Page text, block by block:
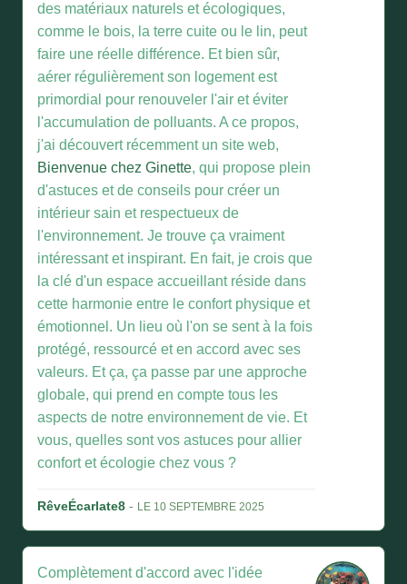
des matériaux naturels et écologiques,
comme le bois, la terre cuite ou le lin, peut
faire une réelle différence. Et bien sûr,
aérer régulièrement son logement est
primordial pour renouveler l'air et éviter
l'accumulation de polluants. A ce propos,
j'ai découvert récemment un site web,
Bienvenue chez Ginette, qui propose plein
d'astuces et de conseils pour créer un
intérieur sain et respectueux de
l'environnement. Je trouve ça vraiment
intéressant et inspirant. En fait, je crois que
la clé d'un espace accueillant réside dans
cette harmonie entre le confort physique et
émotionnel. Un lieu où l'on se sent à la fois
protégé, ressourcé et en accord avec ses
valeurs. Et ça, ça passe par une approche
globale, qui prend en compte tous les
aspects de notre environnement de vie. Et
vous, quelles sont vos astuces pour allier
confort et écologie chez vous ?
RêveÉcarlate8 - LE 10 SEPTEMBRE 2025
Complètement d'accord avec l'idée